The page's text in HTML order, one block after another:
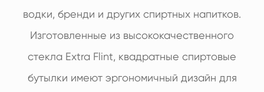
водки, бренди и других спиртных напитков.
Изготовленные из высококачественного
стекла Extra Flint, квадратные спиртовые
бутылки имеют эргономичный дизайн для